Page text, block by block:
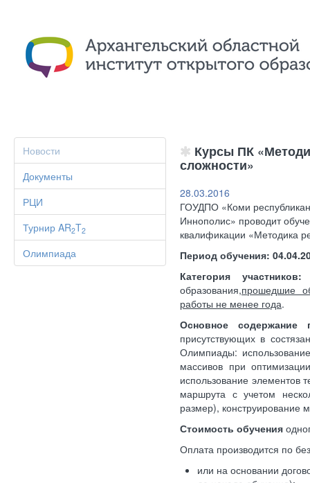
Новости
Документы
РЦИ
Турнир AR2T2
Олимпиада
Курсы ПК
сложности»
28.03.2016
ГОУДПО «Коми
Иннополис» проводит
квалификации «Методика
Период обучения:
Категория
образования,прошедшие
работы не менее года.
Основное содержание
присутствующих в
Олимпиады:
массивов при
использование элементов
маршрута с учетом
размер), конструирование
Стоимость обучения
Оплата производится по
или на основании